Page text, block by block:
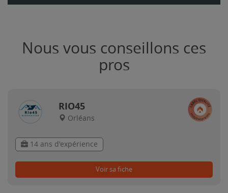
Nous vous conseillons ces
pros
RIO45
Orléans
14 ans d'expérience
Voir sa fiche